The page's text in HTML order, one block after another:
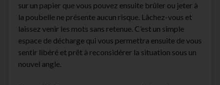
sur un papier que vous pouvez ensuite brûler ou jeter à
la poubelle ne présente aucun risque. Lâchez-vous et
laissez venir les mots sans retenue. C’est un simple
espace de décharge qui vous permettra ensuite de vous
sentir libéré et prêt à reconsidérer la situation sous un
nouvel angle.